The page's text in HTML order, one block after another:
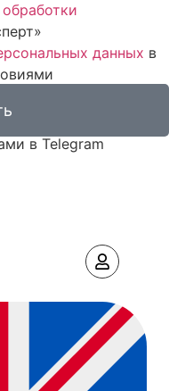
данных в
в Telegram